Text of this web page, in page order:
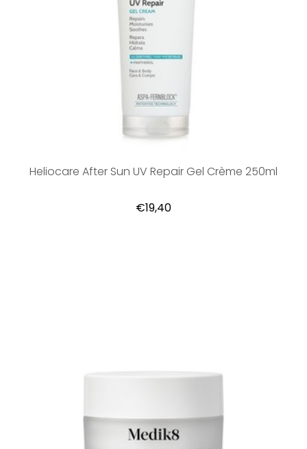
Heliocare After Sun UV Repair Gel Crème 250ml
€19,40